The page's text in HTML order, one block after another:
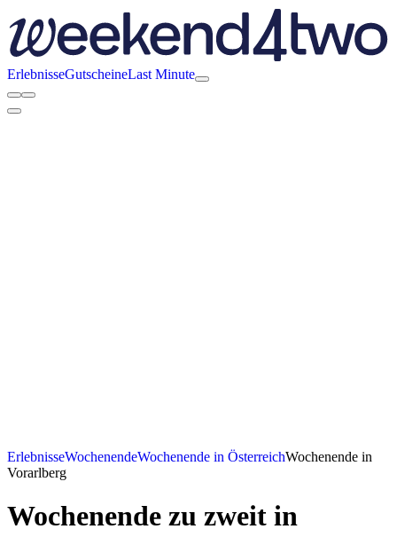
ErlebnisseGutscheineLast Minute
ErlebnisseWochenendeWochenende in ÖsterreichWochenende in
Vorarlberg
Wochenende zu zweit in